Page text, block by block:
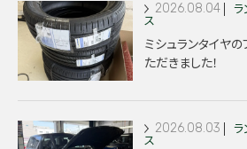
2026.08.04
ラ
ス
ミシュランタイヤ
ただきました！
2026.08.03
ラ
ス